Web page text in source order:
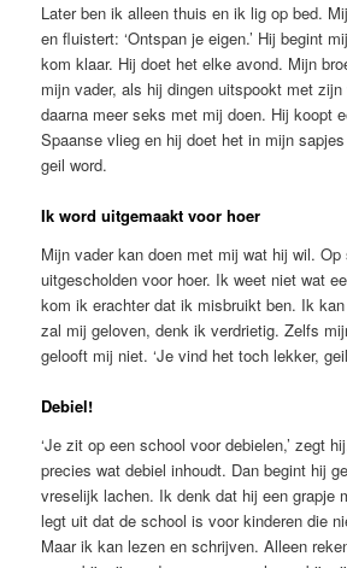
Later ben ik alleen thuis en ik lig op bed.
en fluistert: ‘Ontspan je eigen.’ Hij begint
kom klaar. Hij doet het elke avond. Mijn
mijn vader, als hij dingen uitspookt met
daarna meer seks met mij doen. Hij koopt
Spaanse vlieg en hij doet het in mijn
geil word.
Ik word uitgemaakt voor hoer
Mijn vader kan doen met mij wat hij wil.
uitgescholden voor hoer. Ik weet niet wat
kom ik erachter dat ik misbruikt ben. Ik
zal mij geloven, denk ik verdrietig. Zelfs
gelooft mij niet. ‘Je vind het toch lekker,
Debiel!
‘Je zit op een school voor debielen,’ zegt
precies wat debiel inhoudt. Dan begint hij
vreselijk lachen. Ik denk dat hij een grapje
legt uit dat de school is voor kinderen die
Maar ik kan lezen en schrijven. Alleen